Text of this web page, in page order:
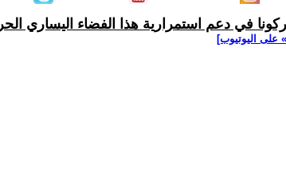
في دعم استمرارية هذا الفضاء اليساري الحر
على اليوتيوب]